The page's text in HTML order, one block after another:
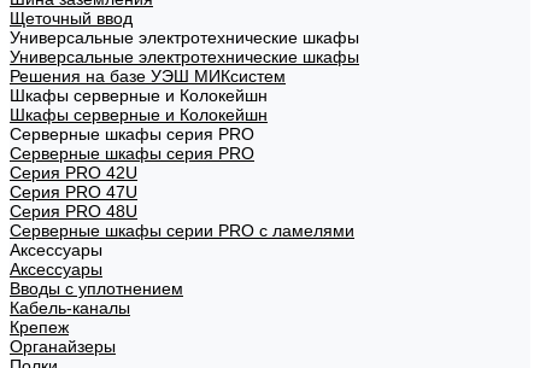
Щеточный ввод
Универсальные электротехнические шкафы
Универсальные электротехнические шкафы
Решения на базе УЭШ МИКсистем
Шкафы серверные и Колокейшн
Шкафы серверные и Колокейшн
Серверные шкафы серия PRO
Серверные шкафы серия PRO
Серия PRO 42U
Серия PRO 47U
Серия PRO 48U
Серверные шкафы серии PRO с ламелями
Аксессуары
Аксессуары
Вводы с уплотнением
Кабель-каналы
Крепеж
Органайзеры